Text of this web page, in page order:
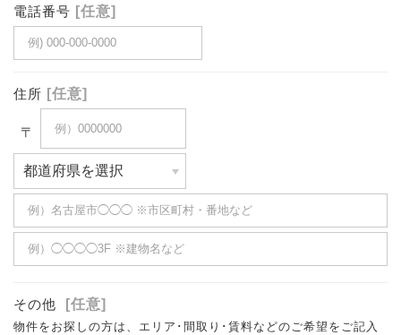
電話番号 [任意]
住所 [任意]
〒
その他 [任意]
物件をお探しの方は、エリア･間取り･賃料などのご希望をご記入